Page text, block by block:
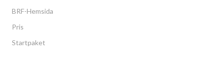
BRF-Hemsida
Pris
Startpaket